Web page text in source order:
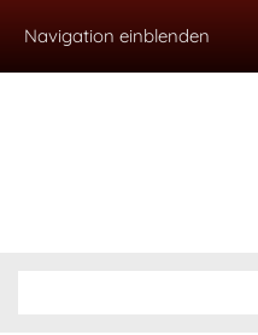
Navigation einblenden